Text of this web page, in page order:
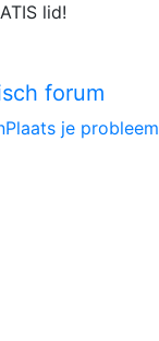
lid!
Plaats je probleem